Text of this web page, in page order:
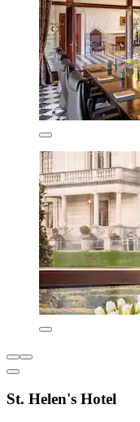
St. Helen's Hotel